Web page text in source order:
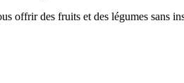
offrir des fruits et des légumes sans